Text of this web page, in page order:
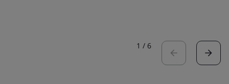
1 / 6